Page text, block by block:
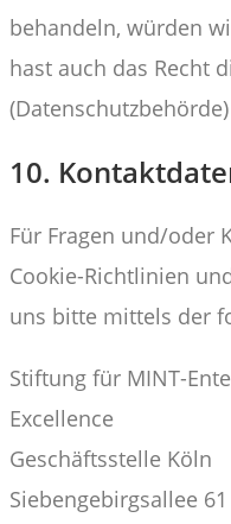
behandeln, würden
hast auch das Recht
10.
Für Fragen und/oder
Cookie-Richtlinien
uns bitte mittels der
Stiftung für MINT-
Excellence
Geschäftsstelle Köln
Siebengebirgsallee 61